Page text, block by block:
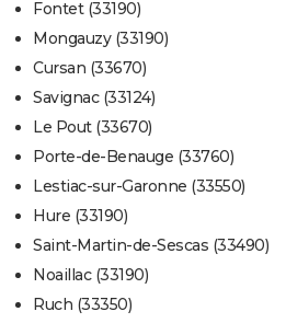
Fontet (33190)
Mongauzy (33190)
Cursan (33670)
Savignac (33124)
Le Pout (33670)
Porte-de-Benauge (33760)
Lestiac-sur-Garonne (33550)
Hure (33190)
Saint-Martin-de-Sescas (33490)
Noaillac (33190)
Ruch (33350)